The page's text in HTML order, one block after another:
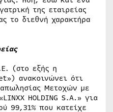
της εταιρείας
το διεθνή χαρακτήρα
(στο εξής η
ανακοινώνει ότι
Μετοχών με
HOLDING S.A.» για
99,31% που κατείχε